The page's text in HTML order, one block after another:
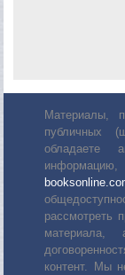
Материалы,
публичных
обладаете
рассмотреть
контент. Мы